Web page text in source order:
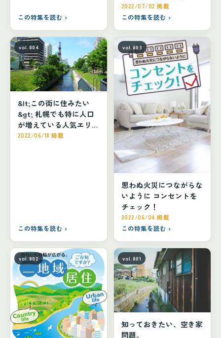
この特集を読む ›
2022/07/02 掲載
この特集を読む ›
vol.804
&lt;この街に住みたい
&gt; 札幌でも特に人口
が増えている人気エリア
大通東エリア
2022/06/18 掲載
この特集を読む ›
vol.803
思わぬ火災につながらな
いように コンセントを
チェック！
2022/06/04 掲載
この特集を読む ›
vol.802 vol.801
知っておきたい、空き家
問題。